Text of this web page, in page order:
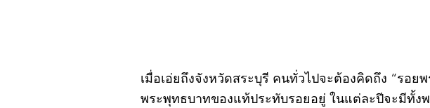
เมื่อเอ่ยถึงจังหวัดสระบุรี คนทั่วไปจะต้องคิดถึง “รอ
พระพุทธบาทของแท้ประทับรอยอยู่ ในแต่ละปีจะมีทั้ง